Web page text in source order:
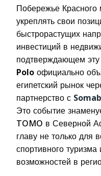
Побережье
укреплять свои
быстрорастущих
инвестиций в
подтверждающем
Poloофициально
египетский рынок
партнерство с
Это событие
TOMO в Северной
главу не только для
спортивного
возможностей в